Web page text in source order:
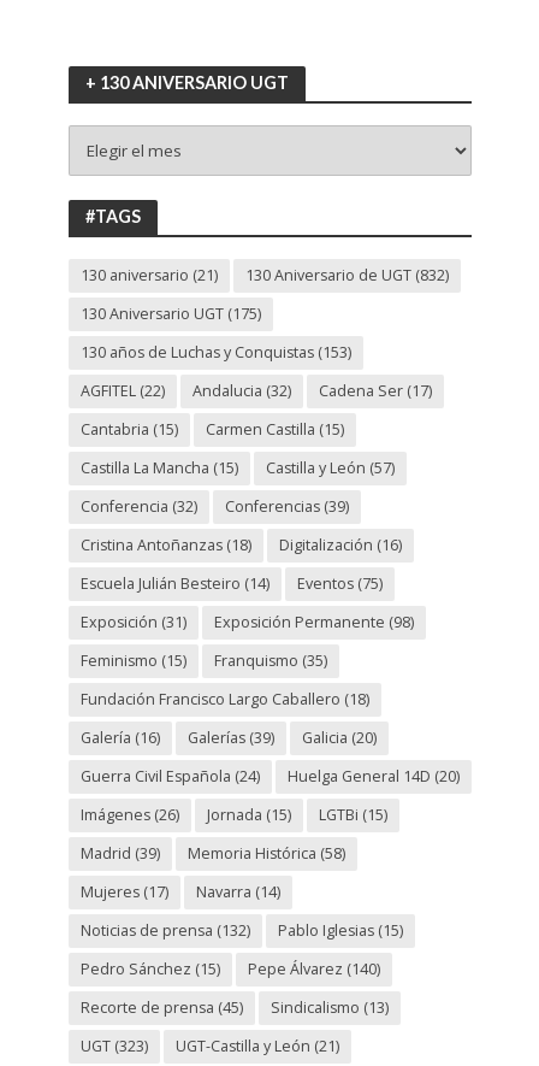
+ 130 ANIVERSARIO UGT
130
ANIVERSARIO
UGT
#TAGS
130 aniversario (21) 130 Aniversario de UGT(832)
130 Aniversario UGT(175)
130 años de Luchas y Conquistas(153)
AGFITEL(22) Andalucia (32) Cadena Ser(17)
Cantabria (15) Carmen Castilla (15)
Castilla La Mancha (15) Castilla y León (57)
Conferencia (32) Conferencias(39)
Cristina Antoñanzas(18) Digitalización (16)
Escuela Julián Besteiro (14) Eventos(75)
Exposición (31) Exposición Permanente (98)
Feminismo (15) Franquismo (35)
Fundación Francisco Largo Caballero (18)
Galería (16) Galerías(39) Galicia (20)
Guerra Civil Española (24) Huelga General 14D (20)
Imágenes(26) Jornada (15) LGTBi (15)
Madrid (39) Memoria Histórica (58)
Mujeres(17) Navarra (14)
Noticias de prensa (132) Pablo Iglesias(15)
Pedro Sánchez (15) Pepe Álvarez (140)
Recorte de prensa (45) Sindicalismo (13)
UGT(323) UGT-Castilla y León (21)